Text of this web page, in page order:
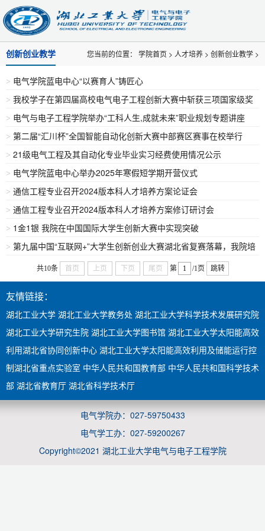
创新创业教学 您当前的位置： 学院首页 > 人才培养 > 创新创业教学 >
> 电气学院蓝电中心“以赛育人”铸匠心
> 我校学子在第四届高校电气电子工程创新大赛中斩获三项国家级奖
项
> 电气与电子工程学院举办“工科人生,成就未来”职业规划专题讲座
> 第二届“汇川杯”全国智能自动化创新大赛中部赛区赛事在校举行
> 21级电气工程及其自动化专业毕业实习经费使用情况公示
> 电气学院蓝电中心举办2025年寒假短学期开营仪式
> 通信工程专业召开2024版本科人才培养方案论证会
> 通信工程专业召开2024版本科人才培养方案修订研讨会
> 1金1银 我院在中国国际大学生创新大赛中实现突破
> 第九届中国“互联网+”大学生创新创业大赛湖北省复赛落幕，我院培
育两项目斩获全省第一
共10条 首页 上页 下页 尾页 第 /1页 跳转
友情链接：
湖北工业大学 湖北工业大学教务处 湖北工业大学科学技术发展研究院
湖北工业大学研究生院 湖北工业大学图书馆 湖北工业大学太阳能高效
利用湖北省协同创新中心 湖北工业大学太阳能高效利用及储能运行控
制湖北省重点实验室 中华人民共和国教育部 中华人民共和国科学技术
部 湖北省教育厅 湖北省科学技术厅
电气学院办：027-59750433
电气学工办：027-59200267
Copyright©2021 湖北工业大学电气与电子工程学院